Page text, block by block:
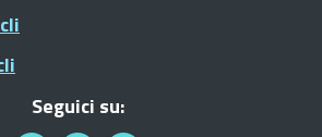
Seguici su: